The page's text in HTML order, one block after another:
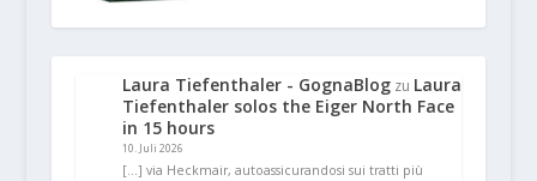
Laura Tiefenthaler - GognaBlogzu Laura
Tiefenthaler solos the Eiger North Face
in 15 hours
10. Juli 2026
[…] via Heckmair, autoassicurandosi sui tratti più